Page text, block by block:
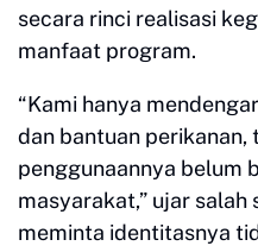
secara rinci realisasi
manfaat program.
“Kami hanya
dan bantuan perikanan,
penggunaannya belum
masyarakat,” ujar
meminta identitasnya